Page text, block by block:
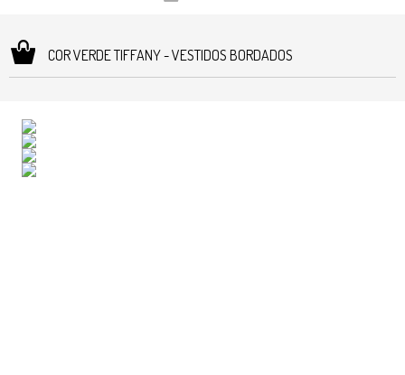
COR VERDE TIFFANY - VESTIDOS BORDADOS